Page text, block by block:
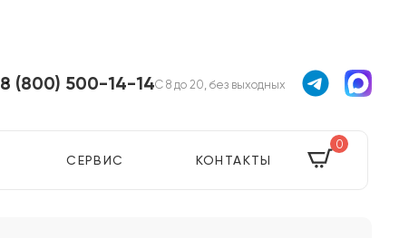
8 (800) 500-14-14С 8 до 20, без выходных
СЕРВИС КОНТАКТЫ
0